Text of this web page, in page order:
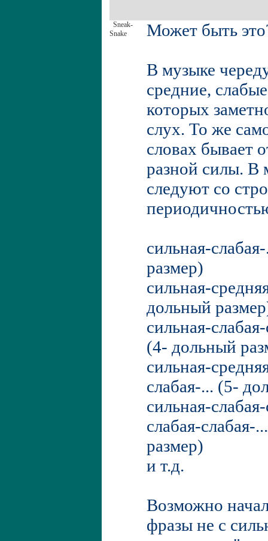
Sneak-
Snake
Может быть
В музыке
средние,
которых
слух. То же
словах бывает
разной силы. В
следуют со
сильная-
размер)
сильная-
дольный
сильная-
(4- дольный
сильная-
слабая-... (5-
сильная-
слабая-слабая-
размер)
и т.д.
Возможно
фразы не с